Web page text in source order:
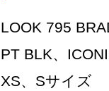
LOOK 795
PT BLK、
XS、Sサイズ